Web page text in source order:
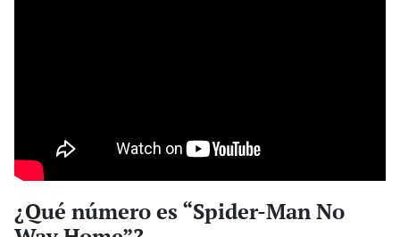
¿Qué número es “Spider-Man No